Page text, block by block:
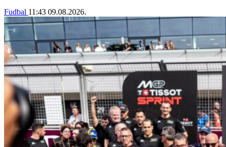
Fudbal 11:43 09.08.2026.